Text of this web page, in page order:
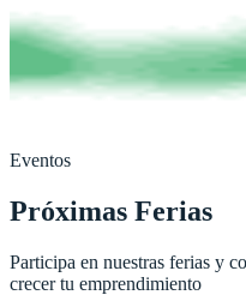
Eventos
Próximas Ferias
Participa en nuestras ferias y
crecer tu emprendimiento